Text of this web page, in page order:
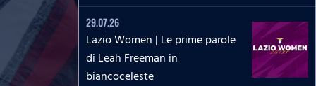
29.07.26
Lazio Women | Le prime parole
di Leah Freeman in
biancoceleste